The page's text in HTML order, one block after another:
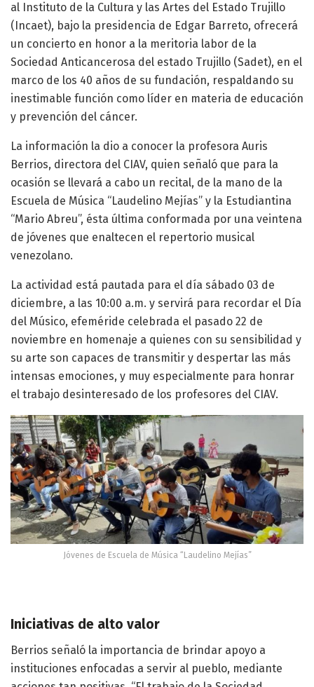
al Instituto de la Cultura y las Artes del Estado Trujillo
(Incaet), bajo la presidencia de Edgar Barreto, ofrecerá
un concierto en honor a la meritoria labor de la
Sociedad Anticancerosa del estado Trujillo (Sadet), en el
marco de los 40 años de su fundación, respaldando su
inestimable función como líder en materia de educación
y prevención del cáncer.
La información la dio a conocer la profesora Auris
Berrios, directora del CIAV, quien señaló que para la
ocasión se llevará a cabo un recital, de la mano de la
Escuela de Música “Laudelino Mejías” y la Estudiantina
“Mario Abreu”, ésta última conformada por una veintena
de jóvenes que enaltecen el repertorio musical
venezolano.
La actividad está pautada para el día sábado 03 de
diciembre, a las 10:00 a.m. y servirá para recordar el Día
del Músico, efeméride celebrada el pasado 22 de
noviembre en homenaje a quienes con su sensibilidad y
su arte son capaces de transmitir y despertar las más
intensas emociones, y muy especialmente para honrar
el trabajo desinteresado de los profesores del CIAV.
Jóvenes de Escuela de Música “Laudelino Mejías”
Iniciativas de alto valor
Berrios señaló la importancia de brindar apoyo a
instituciones enfocadas a servir al pueblo, mediante